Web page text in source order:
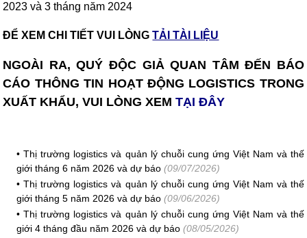
2023 và 3 tháng năm 2024
ĐỂ XEM CHI TIẾT VUI LÒNGTẢI TÀI LIỆU
NGOÀI RA, QUÝ ĐỘC GIẢ QUAN TÂM ĐẾN BÁO
CÁO THÔNG TIN HOẠT ĐỘNG LOGISTICS TRONG
XUẤT KHẨU, VUI LÒNG XEM TẠI ĐÂY
•Thị trường logistics và quản lý chuỗi cung ứng Việt Nam và thế
giới tháng 6 năm 2026 và dự báo (09/07/2026)
•Thị trường logistics và quản lý chuỗi cung ứng Việt Nam và thế
giới tháng 5 năm 2026 và dự báo (09/06/2026)
•Thị trường logistics và quản lý chuỗi cung ứng Việt Nam và thế
giới 4 tháng đầu năm 2026 và dự báo (08/05/2026)